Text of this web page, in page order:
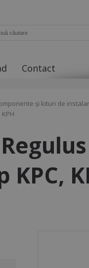
Contact
și kituri de